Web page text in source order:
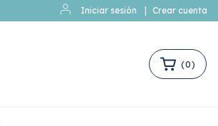
Iniciar sesión Crear cuenta
(0)